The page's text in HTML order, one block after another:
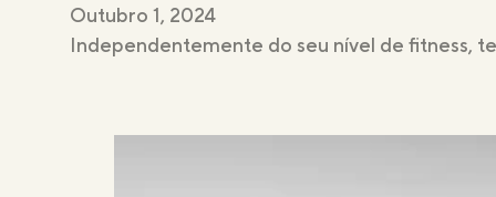
Outubro 1, 2024
Independentemente do seu nível de fitness,